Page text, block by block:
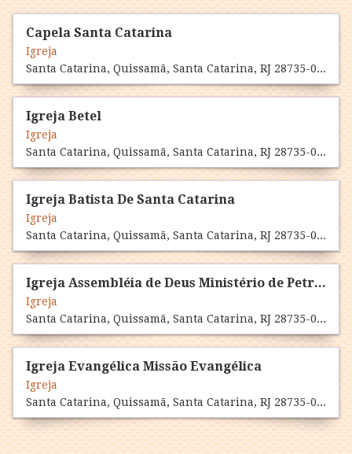
Capela Santa Catarina
Igreja
Santa Catarina, Quissamã, Santa Catarina, RJ 28735-000
Igreja Betel
Igreja
Santa Catarina, Quissamã, Santa Catarina, RJ 28735-000
Igreja Batista De Santa Catarina
Igreja
Santa Catarina, Quissamã, Santa Catarina, RJ 28735-000
Igreja Assembléia de Deus Ministério de Petrópolis de Santa Catarina
Igreja
Santa Catarina, Quissamã, Santa Catarina, RJ 28735-000
Igreja Evangélica Missão Evangélica
Igreja
Santa Catarina, Quissamã, Santa Catarina, RJ 28735-000